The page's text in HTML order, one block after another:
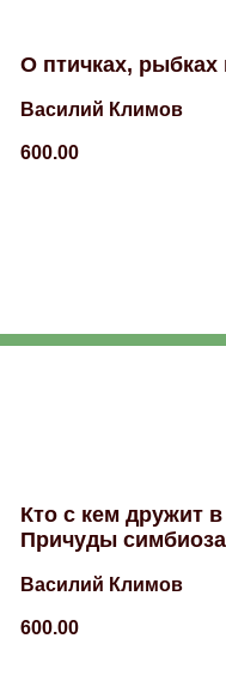
О птичках,
Василий Климов
600.00
Кто с кем дружит
Причуды симбиоза
Василий Климов
600.00